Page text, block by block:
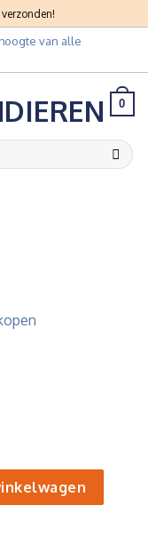
van alle
0